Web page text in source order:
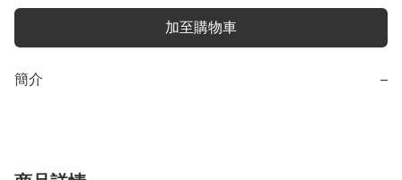
加至購物車
簡介 −